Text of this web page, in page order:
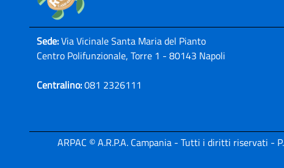
Sede:Via Vicinale Santa Maria del Pianto
Centro Polifunzionale, Torre 1 - 80143 Napoli
Centralino:081 2326111
ARPAC © A.R.P.A. Campania - Tutti i diritti riservati -